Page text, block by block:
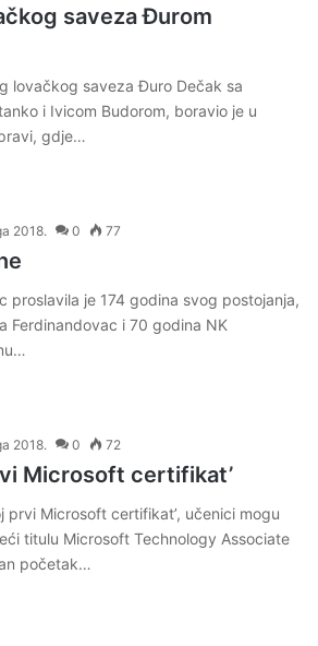
saveza Đurom
lovačkog saveza Đuro Dečak sa
i Ivicom Budorom, boravio je u
gdje…
2018. 0 77
proslavila je 174 godina svog postojanja,
Ferdinandovac i 70 godina NK
2018. 0 72
Microsoft certifikat’
prvi Microsoft certifikat’, učenici mogu
titulu Microsoft Technology Associate
početak…